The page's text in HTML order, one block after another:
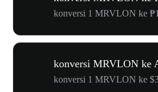
konversi 1 MRVLON ke
konversi MRVLON ke
konversi 1 MRVLON ke